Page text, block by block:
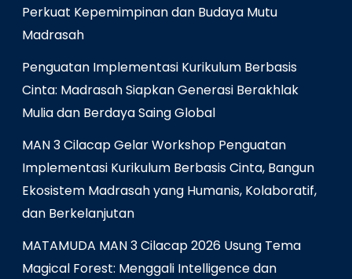
Perkuat Kepemimpinan dan Budaya Mutu
Madrasah
Penguatan Implementasi Kurikulum Berbasis
Cinta: Madrasah Siapkan Generasi Berakhlak
Mulia dan Berdaya Saing Global
MAN 3 Cilacap Gelar Workshop Penguatan
Implementasi Kurikulum Berbasis Cinta, Bangun
Ekosistem Madrasah yang Humanis, Kolaboratif,
dan Berkelanjutan
MATAMUDA MAN 3 Cilacap 2026 Usung Tema
Magical Forest: Menggali Intelligence dan